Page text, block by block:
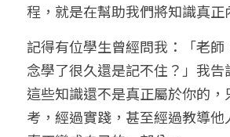
程，就是在幫助我們將知識真正
記得有位學生曾經問我：「老師
念學了很久還是記不住？」我告
這些知識還不是真正屬於你的，
考，經過實踐，甚至經過教導